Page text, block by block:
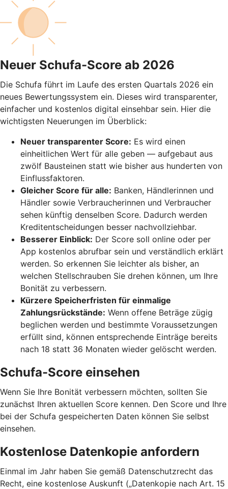
Neuer Schufa-Score ab 2026
Die Schufa führt im Laufe des ersten Quartals 2026 ein
neues Bewertungssystem ein. Dieses wird transparenter,
einfacher und kostenlos digital einsehbar sein. Hier die
wichtigsten Neuerungen im Überblick:
Neuer transparenter Score: Es wird einen
einheitlichen Wert für alle geben — aufgebaut aus
zwölf Bausteinen statt wie bisher aus hunderten von
Einflussfaktoren.
Gleicher Score für alle: Banken, Händlerinnen und
Händler sowie Verbraucherinnen und Verbraucher
sehen künftig denselben Score. Dadurch werden
Kreditentscheidungen besser nachvollziehbar.
Besserer Einblick: Der Score soll online oder per
App kostenlos abrufbar sein und verständlich erklärt
werden. So erkennen Sie leichter als bisher, an
welchen Stellschrauben Sie drehen können, um Ihre
Bonität zu verbessern.
Kürzere Speicherfristen für einmalige
Zahlungsrückstände: Wenn offene Beträge zügig
beglichen werden und bestimmte Voraussetzungen
erfüllt sind, können entsprechende Einträge bereits
nach 18 statt 36 Monaten wieder gelöscht werden.
Schufa-Score einsehen
Wenn Sie Ihre Bonität verbessern möchten, sollten Sie
zunächst Ihren aktuellen Score kennen. Den Score und Ihre
bei der Schufa gespeicherten Daten können Sie selbst
einsehen.
Kostenlose Datenkopie anfordern
Einmal im Jahr haben Sie gemäß Datenschutzrecht das
Recht, eine kostenlose Auskunft („Datenkopie nach Art. 15